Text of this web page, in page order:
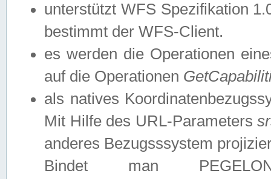
unterstützt WFS Spezifikation
bestimmt der WFS-Client.
es werden die Operationen
auf die Operationen
als natives
Mit Hilfe des URL-Parameters
anderes Bezugsssystem
Bindet man